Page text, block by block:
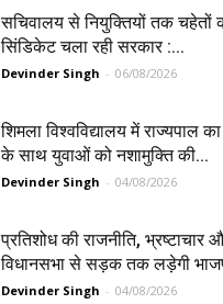
सचिवालय से नियुक्तियों तक चहेतों
सिंडिकेट चला रही सरकार :...
Devinder Singh - 06/08/2026
शिमला विश्वविद्यालय में राज्यपाल
के साथ युवाओं को नशामुक्ति की...
Devinder Singh - 04/08/2026
प्रतिशोध की राजनीति, भ्रष्टाचार
विधानसभा से सड़क तक लड़ेगी
Devinder Singh - 04/08/2026